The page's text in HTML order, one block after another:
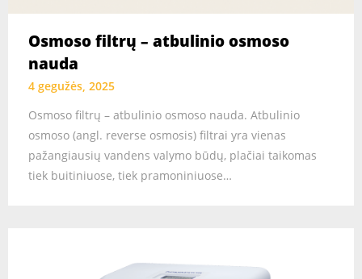
Osmoso filtrų – atbulinio osmoso
nauda
4 gegužės, 2025
Osmoso filtrų – atbulinio osmoso nauda. Atbulinio
osmoso (angl. reverse osmosis) filtrai yra vienas
pažangiausių vandens valymo būdų, plačiai taikomas
tiek buitiniuose, tiek pramoniniuose…